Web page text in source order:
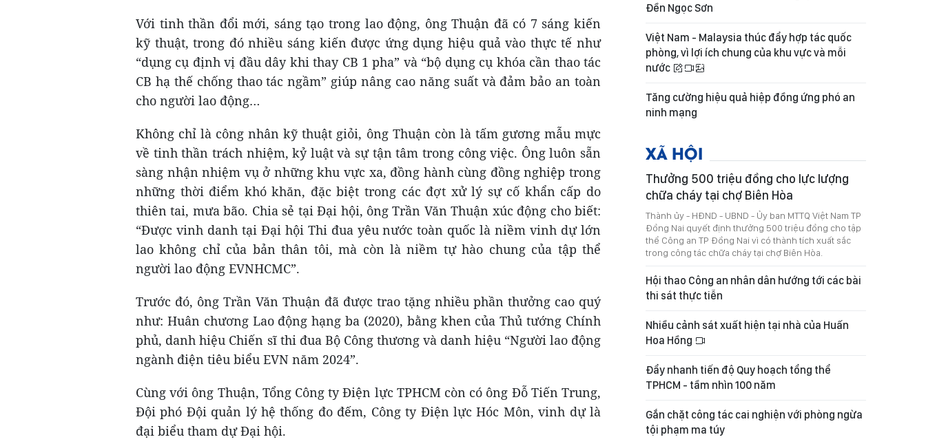
Với tinh thần đổi mới, sáng tạo trong lao động, ông Thuận đã có 7 sáng kiến
kỹ thuật, trong đó nhiều sáng kiến được ứng dụng hiệu quả vào thực tế như
“dụng cụ định vị đầu dây khi thay CB 1 pha” và “bộ dụng cụ khóa cần thao tác
CB hạ thế chống thao tác ngầm” giúp nâng cao năng suất và đảm bảo an toàn
cho người lao động…
Không chỉ là công nhân kỹ thuật giỏi, ông Thuận còn là tấm gương mẫu mực
về tinh thần trách nhiệm, kỷ luật và sự tận tâm trong công việc. Ông luôn sẵn
sàng nhận nhiệm vụ ở những khu vực xa, đồng hành cùng đồng nghiệp trong
những thời điểm khó khăn, đặc biệt trong các đợt xử lý sự cố khẩn cấp do
thiên tai, mưa bão. Chia sẻ tại Đại hội, ông Trần Văn Thuận xúc động cho biết:
“Được vinh danh tại Đại hội Thi đua yêu nước toàn quốc là niềm vinh dự lớn
lao không chỉ của bản thân tôi, mà còn là niềm tự hào chung của tập thể
người lao động EVNHCMC”.
Trước đó, ông Trần Văn Thuận đã được trao tặng nhiều phần thưởng cao quý
như: Huân chương Lao động hạng ba (2020), bằng khen của Thủ tướng Chính
phủ, danh hiệu Chiến sĩ thi đua Bộ Công thương và danh hiệu “Người lao động
ngành điện tiêu biểu EVN năm 2024”.
Cùng với ông Thuận, Tổng Công ty Điện lực TPHCM còn có ông Đỗ Tiến Trung,
Đội phó Đội quản lý hệ thống đo đếm, Công ty Điện lực Hóc Môn, vinh dự là
đại biểu tham dự Đại hội.
Đền Ngọc Sơn
Việt Nam - Malaysia thúc đẩy hợp tác quốc
phòng, vì lợi ích chung của khu vực và mỗi
nước
Tăng cường hiệu quả hiệp đồng ứng phó an
ninh mạng
XÃ HỘI
Thưởng 500 triệu đồng cho lực lượng
chữa cháy tại chợ Biên Hòa
Thành ủy - HĐND - UBND - Ủy ban MTTQ Việt Nam TP
Đồng Nai quyết định thưởng 500 triệu đồng cho tập
thể Công an TP Đồng Nai vì có thành tích xuất sắc
trong công tác chữa cháy tại chợ Biên Hòa.
Hội thao Công an nhân dân hướng tới các bài
thi sát thực tiễn
Nhiều cảnh sát xuất hiện tại nhà của Huấn
Hoa Hồng
Đẩy nhanh tiến độ Quy hoạch tổng thể
TPHCM - tầm nhìn 100 năm
Gắn chặt công tác cai nghiện với phòng ngừa
tội phạm ma túy